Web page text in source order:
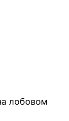
лобовом